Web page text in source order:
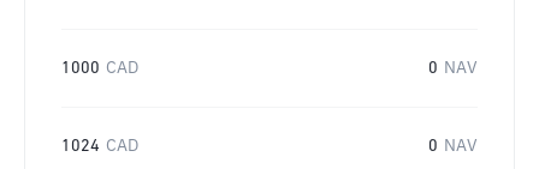
1000 CAD 0 NAV
1024 CAD 0 NAV